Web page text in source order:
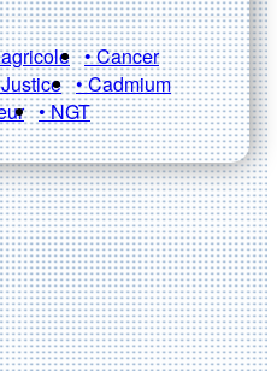
• Cancer
• Cadmium
• NGT